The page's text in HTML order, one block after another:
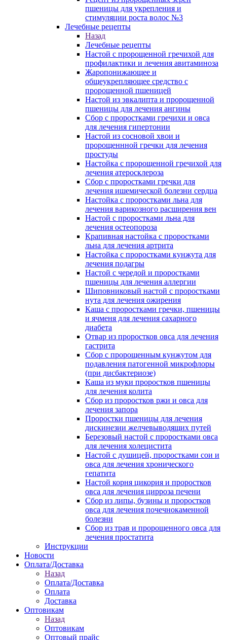
пшеницы для укрепления и
стимуляции роста волос №3
Лечебные рецепты
Назад
Лечебные рецепты
Настой с пророщенной гречихой для
профилактики и лечения авитаминоза
Жаропонижающее и
общеукрепляющее средство с
пророщенной пшеницей
Настой из эвкалипта и пророщенной
пшеницы для лечения ангины
Сбор с проростками гречихи и овса
для лечения гипертонии
Настой из сосновой хвои и
пророщеннной гречки для лечения
простуды
Настойка с пророщенной гречихой для
лечения атеросклероза
Сбор с проростками гречки для
лечения ишемической болезни сердца
Настойка с проростками льна для
лечения варикозного расширения вен
Настой с проростками льна для
лечения остеопороза
Крапивная настойка с проростками
льна для лечения артрита
Настойка с проростками кунжута для
лечения подагры
Настой с чередой и проростками
пшеницы для лечения аллергии
Шиповниковый настой с проростками
нута для лечения ожирения
Каша с проростками гречки, пшеницы
и ячменя для лечения сахарного
диабета
Отвар из проростков овса для лечения
гастрита
Сбор с пророщенным кунжутом для
подавления патогенной микрофлоры
(при дисбактериозе)
Каша из муки проростков пшеницы
для лечения колита
Сбор из проростков ржи и овса для
лечения запора
Проростки пшеницы для лечения
дискинезии желчевыводящих путей
Березовый настой с проростками овса
для лечения холецистита
Настой с душицей, проростками сои и
овса для лечения хронического
гепатита
Настой корня цикория и проростков
овса для лечения цирроза печени
Сбор из липы, бузины и проростков
овса для лечения почечнокаменной
болезни
Сбор из трав и пророщенного овса для
лечения простатита
Инструкции
Новости
Оплата/Доставка
Назад
Оплата/Доставка
Оплата
Доставка
Оптовикам
Назад
Оптовикам
Оптовый прайс